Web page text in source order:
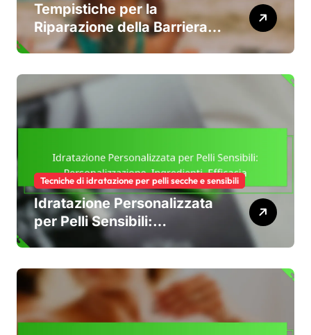
Tempistiche per la
Riparazione della Barriera
Cutanea: Fasi, Aspettative,
Tecniche di idratazione per pelli secche e sensibili
Idratazione Personalizzata
per Pelli Sensibili:
Personalizzazione,